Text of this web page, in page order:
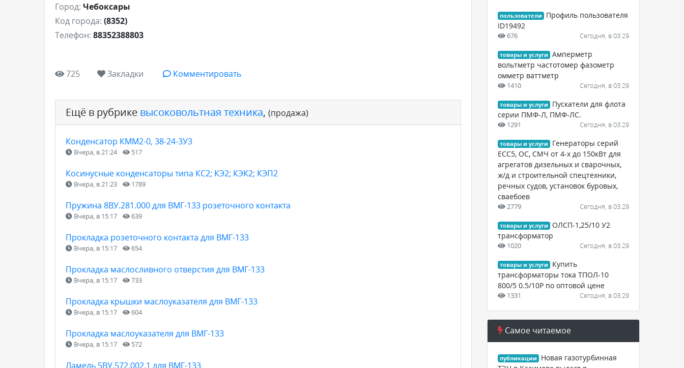
Город: Чебоксары
Код города: (8352)
Телефон: 88352388803
725 Закладки Комментировать
Ещё в рубрике высоковольтная техника, (продажа)
Конденсатор КММ2-0, 38-24-3У3
Вчера, в 21:24 517
Косинусные конденсаторы типа КС2; КЭ2; КЭК2; КЭП2
Вчера, в 21:23 1789
Пружина 8ВУ.281.000 для ВМГ-133 розеточного контакта
Вчера, в 15:17 639
Прокладка розеточного контакта для ВМГ-133
Вчера, в 15:17 654
Прокладка маслосливного отверстия для ВМГ-133
Вчера, в 15:17 733
Прокладка крышки маслоуказателя для ВМГ-133
Вчера, в 15:17 604
Прокладка маслоуказателя для ВМГ-133
Вчера, в 15:17 572
Ламель 5ВУ.572.002.1 для ВМГ-133
пользователи
Профиль пользователя
ID19492
676 Сегодня, в 03:29
товары и услуги
Амперметр
вольтметр частотомер фазометр
омметр ваттметр
1410 Сегодня, в 03:29
товары и услуги
Пускатели для флота
серии ПМФ-Л, ПМФ-ЛС.
1291 Сегодня, в 03:29
товары и услуги
Генераторы серий
ЕСС5, ОС, СМЧ от 4-х до 150кВт для
агрегатов дизельных и сварочных,
ж/д и строительной спецтехники,
речных судов, установок буровых,
сваебоев
2779 Сегодня, в 03:29
товары и услуги
ОЛСП-1,25/10 У2
трансформатор
1020 Сегодня, в 03:29
товары и услуги
Купить
трансформаторы тока ТПОЛ-10
800/5 0.5/10Р по оптовой цене
1331 Сегодня, в 03:29
Самое читаемое
публикации
Новая газотурбинная